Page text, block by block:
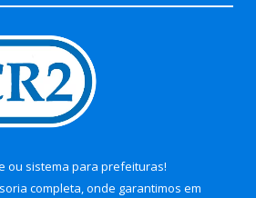
ou sistema para prefeituras!
completa, onde garantimos em